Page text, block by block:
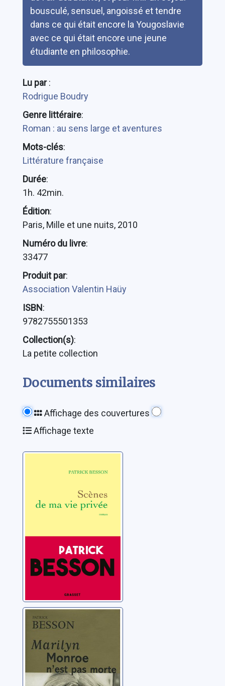
bousculé, sensuel, angoissé et tendre
dans ce qui était encore la Yougoslavie
avec ce qui était encore une jeune
étudiante en philosophie.
Lu par:
Rodrigue Boudry
Genre littéraire:
Roman : au sens large et aventures
Mots-clés:
Littérature française
Durée:
1h. 42min.
Édition:
Paris, Mille et une nuits, 2010
Numéro du livre:
33477
Produit par:
Association Valentin Haüy
ISBN:
9782755501353
Collection(s):
La petite collection
Documents similaires
Affichage des couvertures
Affichage texte
vie privée
Besson, Patrick
Marilyn Monroe
n'est pas morte:
roman
Besson, Patrick